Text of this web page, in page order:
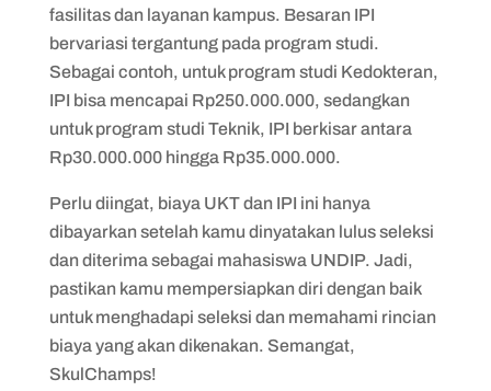
fasilitas dan layanan kampus. Besaran IPI
bervariasi tergantung pada program studi.
Sebagai contoh, untuk program studi Kedokteran,
IPI bisa mencapai Rp250.000.000, sedangkan
untuk program studi Teknik, IPI berkisar antara
Rp30.000.000 hingga Rp35.000.000.
Perlu diingat, biaya UKT dan IPI ini hanya
dibayarkan setelah kamu dinyatakan lulus seleksi
dan diterima sebagai mahasiswa UNDIP. Jadi,
pastikan kamu mempersiapkan diri dengan baik
untuk menghadapi seleksi dan memahami rincian
biaya yang akan dikenakan. Semangat,
SkulChamps!